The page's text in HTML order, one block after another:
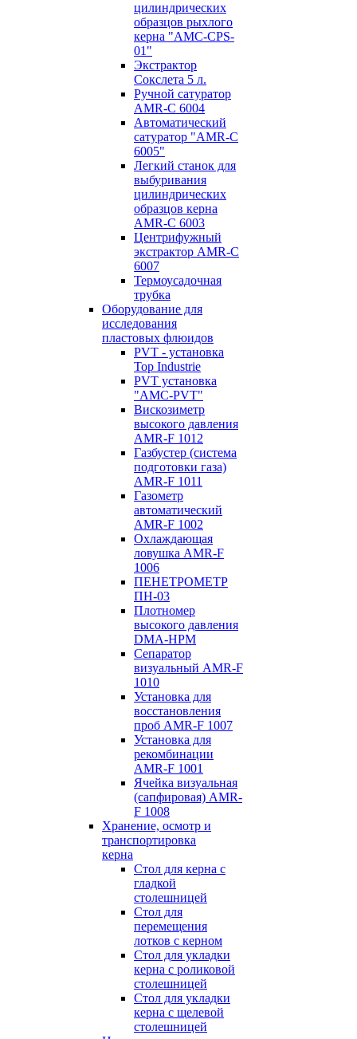
цилиндрических
образцов рыхлого
керна "AMC-CPS-
01"
Экстрактор
Сокслета 5 л.
Ручной сатуратор
AMR-C 6004
Автоматический
сатуратор "AMR-C
6005"
Легкий станок для
выбуривания
цилиндрических
образцов керна
AMR-C 6003
Центрифужный
экстрактор AMR-C
6007
Термоусадочная
трубка
Оборудование для
исследования
пластовых флюидов
PVT - установка
Top Industrie
PVT установка
"AMC-PVT"
Вискозиметр
высокого давления
AMR-F 1012
Газбустер (система
подготовки газа)
AMR-F 1011
Газометр
автоматический
AMR-F 1002
Охлаждающая
ловушка AMR-F
1006
ПЕНЕТРОМЕТР
ПН-03
Плотномер
высокого давления
DMA-HPM
Сепаратор
визуальный AMR-F
1010
Установка для
восстановления
проб AMR-F 1007
Установка для
рекомбинации
AMR-F 1001
Ячейка визуальная
(сапфировая) AMR-
F 1008
Хранение, осмотр и
транспортировка
керна
Стол для керна с
гладкой
столешницей
Стол для
перемещения
лотков с керном
Стол для укладки
керна с роликовой
столешницей
Стол для укладки
керна с щелевой
столешницей